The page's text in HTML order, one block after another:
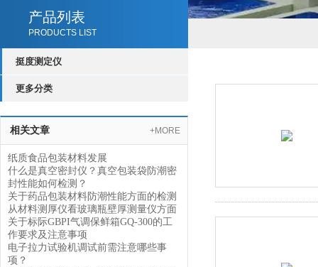
产品列表
PRODUCTS LIST
挺度测定仪
更多分类
相关文章 +MORE
纸质食品包装材料发展
什么是真空密封仪？真空包装袋防潮密
封性能如何检测？
关于药品包装材料防潮性能方面的检测
从材料测厚仪看玻璃瓶壁厚测量仪方面
关于标际GBPI气调保鲜箱GQ-300的工
作要求及注意事项
电子拉力试验机调试前需注意哪些事
项？